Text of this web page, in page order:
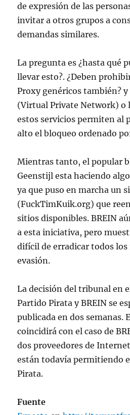
de expresión de las
invitar a otros grupos a
demandas similares.
La pregunta es ¿hasta qué
llevar esto?. ¿Deben
Proxy genéricos también? y
(Virtual Private Network) o
estos servicios permiten al
alto el bloqueo ordenado
Mientras tanto, el popular
Geenstijl esta haciendo
ya que puso en marcha un
(FuckTimKuik.org) que
sitios disponibles. BREIN
a esta iniciativa, pero
difícil de erradicar todos los
evasión.
La decisión del tribunal en
Partido Pirata y BREIN se
publicada en dos semanas.
coincidirá con el caso de
dos proveedores de
están todavía permitiendo
Pirata.
Fuente